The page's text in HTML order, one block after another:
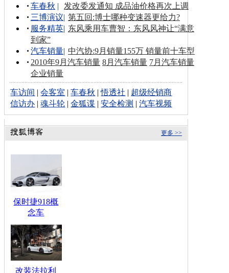
车春秋 |
发改委发通知 成品油价格再次上调
三博演议| 第五回:博士哪种变速器更给力?
服务精英| 东风乘用车曹智：东风风神让“满意
到家”
汽车销量| 中汽协:9月销量155万 销量前十车型
2010年9月汽车销量 8月汽车销量 7月汽车销量
企业销量
车访间 |会客室 |车春秋 |悟透社 | 超级经销商
信访办 |魂斗轮 |金狐谍 |安全检测 |汽车视频
更多 >>
保时捷918概
念车
改装法拉利